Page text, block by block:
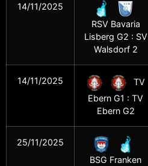
14/11/2025
RSV Bavaria
Lisberg G2 : SV
Walsdorf 2
14/11/2025
TV
Ebern G1 : TV
Ebern G2
25/11/2025
BSG Franken